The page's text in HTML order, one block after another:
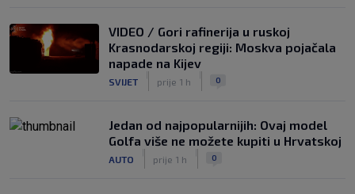
VIDEO / Gori rafinerija u ruskoj
Krasnodarskoj regiji: Moskva pojačala
napade na Kijev
SVIJET prije 1 h 0
Jedan od najpopularnijih: Ovaj model
Golfa više ne možete kupiti u Hrvatskoj
AUTO prije 1 h 0